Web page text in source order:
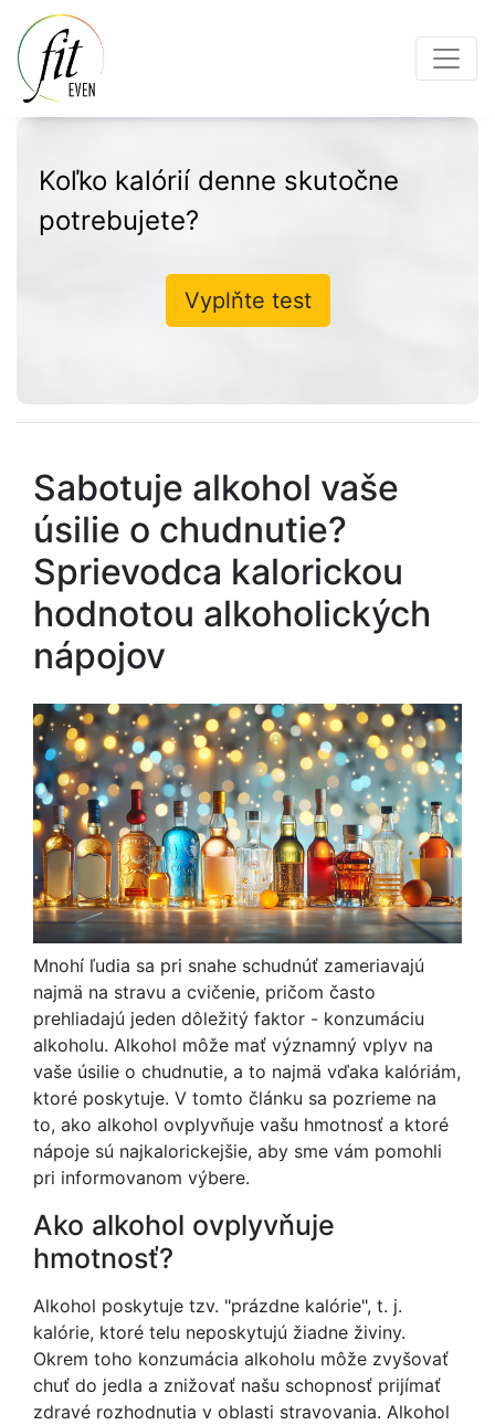
Koľko kalórií denne skutočne
potrebujete?
Vyplňte test
Sabotuje alkohol vaše
úsilie o chudnutie?
Sprievodca kalorickou
hodnotou alkoholických
nápojov
Mnohí ľudia sa pri snahe schudnúť zameriavajú
najmä na stravu a cvičenie, pričom často
prehliadajú jeden dôležitý faktor - konzumáciu
alkoholu. Alkohol môže mať významný vplyv na
vaše úsilie o chudnutie, a to najmä vďaka kalóriám,
ktoré poskytuje. V tomto článku sa pozrieme na
to, ako alkohol ovplyvňuje vašu hmotnosť a ktoré
nápoje sú najkalorickejšie, aby sme vám pomohli
pri informovanom výbere.
Ako alkohol ovplyvňuje
hmotnosť?
Alkohol poskytuje tzv. "prázdne kalórie", t. j.
kalórie, ktoré telu neposkytujú žiadne živiny.
Okrem toho konzumácia alkoholu môže zvyšovať
chuť do jedla a znižovať našu schopnosť prijímať
zdravé rozhodnutia v oblasti stravovania. Alkohol